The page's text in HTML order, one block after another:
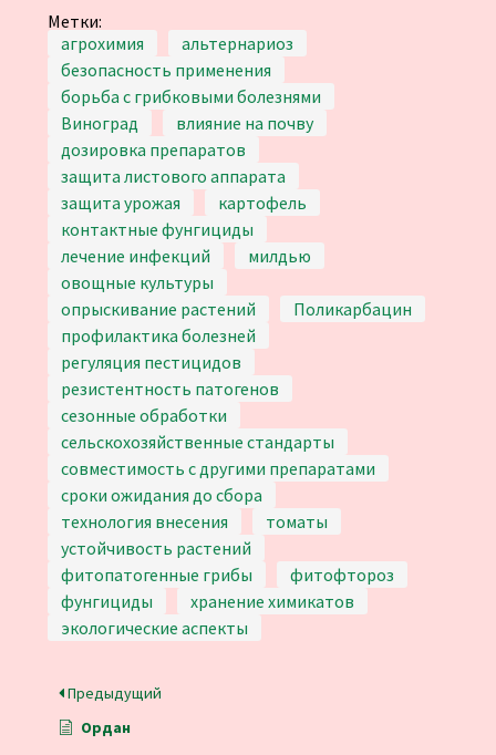
Метки:
агрохимия
альтернариоз
безопасность применения
борьба с грибковыми болезнями
Виноград
влияние на почву
дозировка препаратов
защита листового аппарата
защита урожая
картофель
контактные фунгициды
лечение инфекций
милдью
овощные культуры
опрыскивание растений
Поликарбацин
профилактика болезней
регуляция пестицидов
резистентность патогенов
сезонные обработки
сельскохозяйственные стандарты
совместимость с другими препаратами
сроки ожидания до сбора
технология внесения
томаты
устойчивость растений
фитопатогенные грибы
фитофтороз
фунгициды
хранение химикатов
экологические аспекты
Предыдущий
Ордан